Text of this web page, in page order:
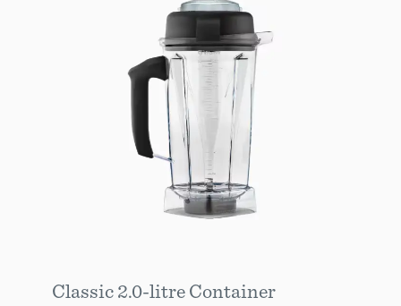
Classic 2.0-litre Container